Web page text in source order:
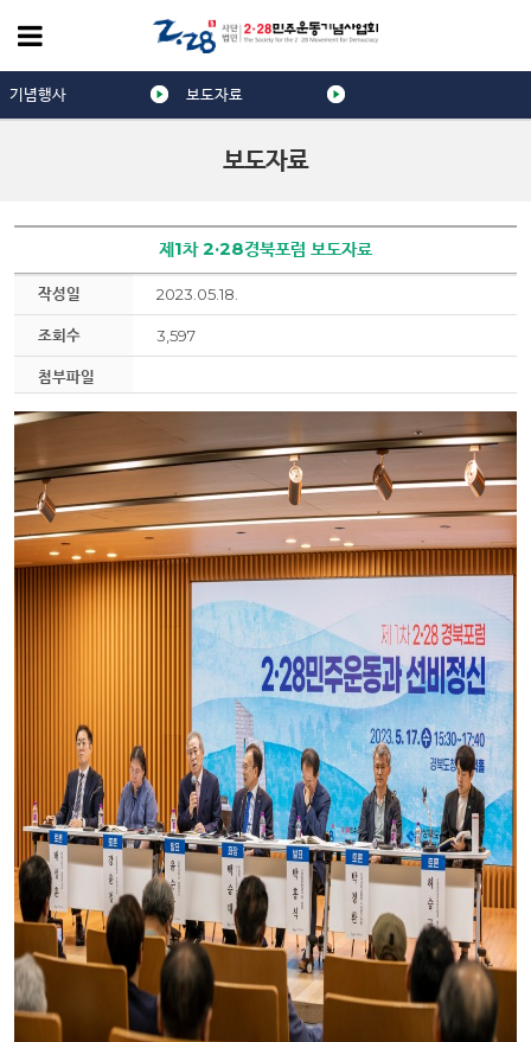
보도자료
기념행사 보도자료
제1차 2·28경북포럼 보도자료
작성일 2023.05.18.
조회수 3,597
첨부파일